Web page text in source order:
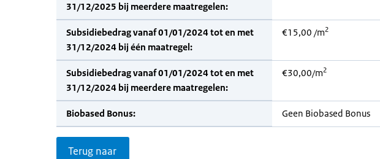
31/12/2025 bij meerdere maatregelen:
Subsidiebedrag vanaf 01/01/2024 tot en met
31/12/2024 bij één maatregel:
€15,00 /m2
Subsidiebedrag vanaf 01/01/2024 tot en met
31/12/2024 bij meerdere maatregelen:
€30,00/m2
Biobased Bonus: Geen Biobased Bonus
Terug naar